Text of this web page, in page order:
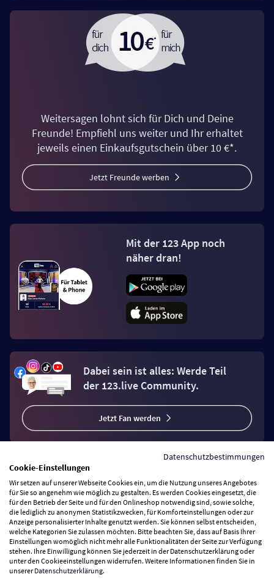
Weitersagen lohnt sich für Dich und Deine
Freunde! Empfiehl uns weiter und Ihr erhaltet
jeweils einen Einkaufsgutschein über 10 €*.
Jetzt Freunde werben
Mit der 123 App noch
näher dran!
Dabei sein ist alles: Werde Teil
der 123.live Community.
Jetzt Fan werden
Vertrag widerrufen
Zahlungsarten
Wir versenden mit
Datenschutzbestimmungen
Cookie-Einstellungen
Wir setzen auf unserer Webseite Cookies ein, um die Nutzung unseres Angebotes
für Sie so angenehm wie möglich zu gestalten. Es werden Cookies eingesetzt, die
für den Betrieb der Seite und für den Onlineshop notwendig sind, sowie solche,
die lediglich zu anonymen Statistikzwecken, für Komforteinstellungen oder zur
Anzeige personalisierter Inhalte genutzt werden. Sie können selbst entscheiden,
welche Kategorien Sie zulassen möchten. Bitte beachten Sie, dass auf Basis Ihrer
Einstellungen womöglich nicht mehr alle Funktionalitäten der Seite zur Verfügung
stehen. Ihre Einwilligung können Sie jederzeit in der Datenschutzerklärung oder
unter den Cookieeinstellungen widerrufen. Weitere Informationen finden Sie in
unsererDatenschutzerklärung.